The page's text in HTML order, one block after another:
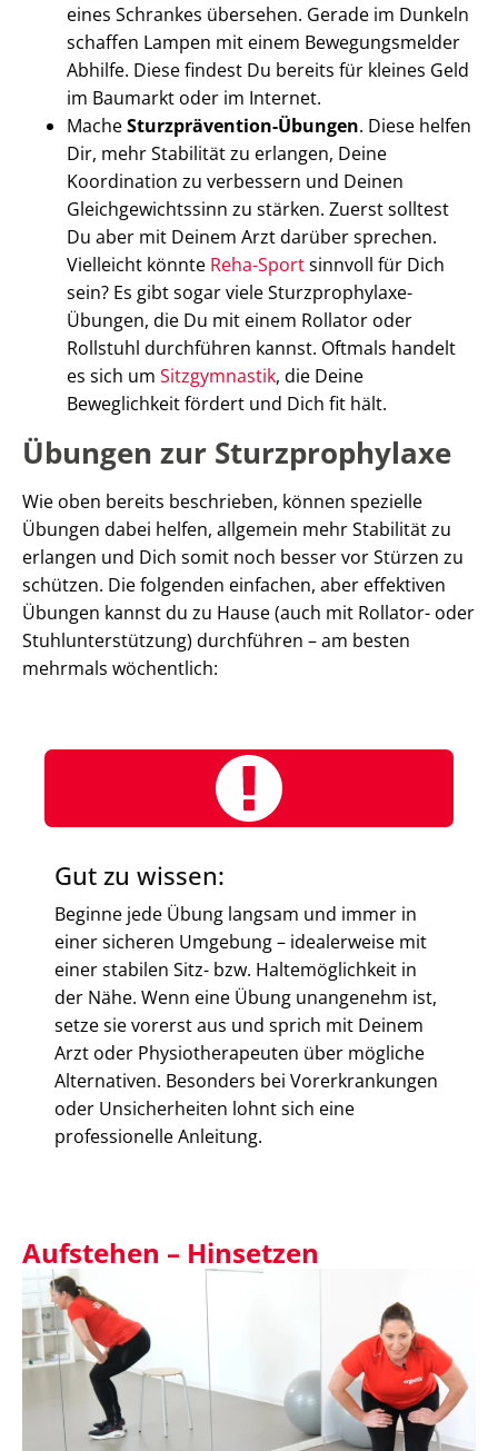
eines Schrankes übersehen. Gerade im Dunkeln
schaffen Lampen mit einem Bewegungsmelder
Abhilfe. Diese findest Du bereits für kleines Geld
im Baumarkt oder im Internet.
MacheSturzprävention-Übungen. Diese helfen
Dir, mehr Stabilität zu erlangen, Deine
Koordination zu verbessern und Deinen
Gleichgewichtssinn zu stärken. Zuerst solltest
Du aber mit Deinem Arzt darüber sprechen.
Vielleicht könnte Reha-Sportsinnvoll für Dich
sein? Es gibt sogar viele Sturzprophylaxe-
Übungen, die Du mit einem Rollator oder
Rollstuhl durchführen kannst. Oftmals handelt
es sich um Sitzgymnastik, die Deine
Beweglichkeit fördert und Dich fit hält.
Übungen zur Sturzprophylaxe
Wie oben bereits beschrieben, können spezielle
Übungen dabei helfen, allgemein mehr Stabilität zu
erlangen und Dich somit noch besser vor Stürzen zu
schützen. Die folgenden einfachen, aber effektiven
Übungen kannst du zu Hause (auch mit Rollator- oder
Stuhlunterstützung) durchführen – am besten
mehrmals wöchentlich:
Gut zu wissen:
Beginne jede Übung langsam und immer in
einer sicheren Umgebung – idealerweise mit
einer stabilen Sitz- bzw. Haltemöglichkeit in
der Nähe. Wenn eine Übung unangenehm ist,
setze sie vorerst aus und sprich mit Deinem
Arzt oder Physiotherapeuten über mögliche
Alternativen. Besonders bei Vorerkrankungen
oder Unsicherheiten lohnt sich eine
professionelle Anleitung.
Aufstehen – Hinsetzen